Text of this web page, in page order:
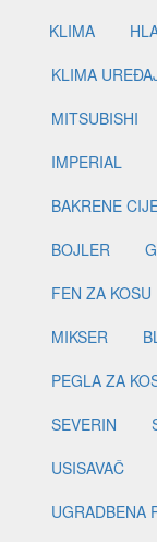
KLIMA
KLIMA
MITSUBISHI
IMPERIAL
BAKRENE
BOJLER
FEN ZA KOSU
MIKSER
PEGLA ZA
SEVERIN
USISAVAČ
UGRADBENA